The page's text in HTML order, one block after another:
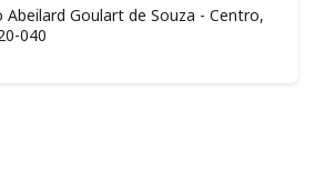
Abeilard Goulart de Souza - Centro,
040